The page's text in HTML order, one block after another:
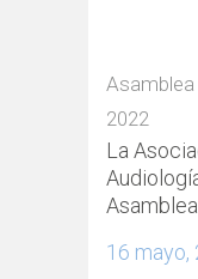
Asamblea
2022
La
Asamblea
16 mayo,